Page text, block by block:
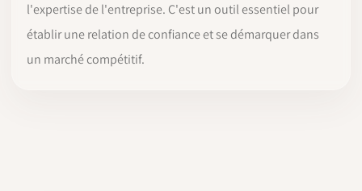
l'expertise de l'entreprise. C'est un outil essentiel pour
établir une relation de confiance et se démarquer dans
un marché compétitif.